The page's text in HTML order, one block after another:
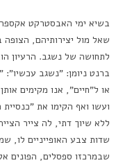
בשיא ימי האבסטרקט
שאל מול יצירותיהם, הצופה
ברנט ניומן: "נשגב
או ל"חיים", אנו מקימים
ועשו ואף הקימו את
ללא שיוך דתי, לה צייר
שדות צבע האופייניים לו,
שבמרכזו ספסלים, הפונים